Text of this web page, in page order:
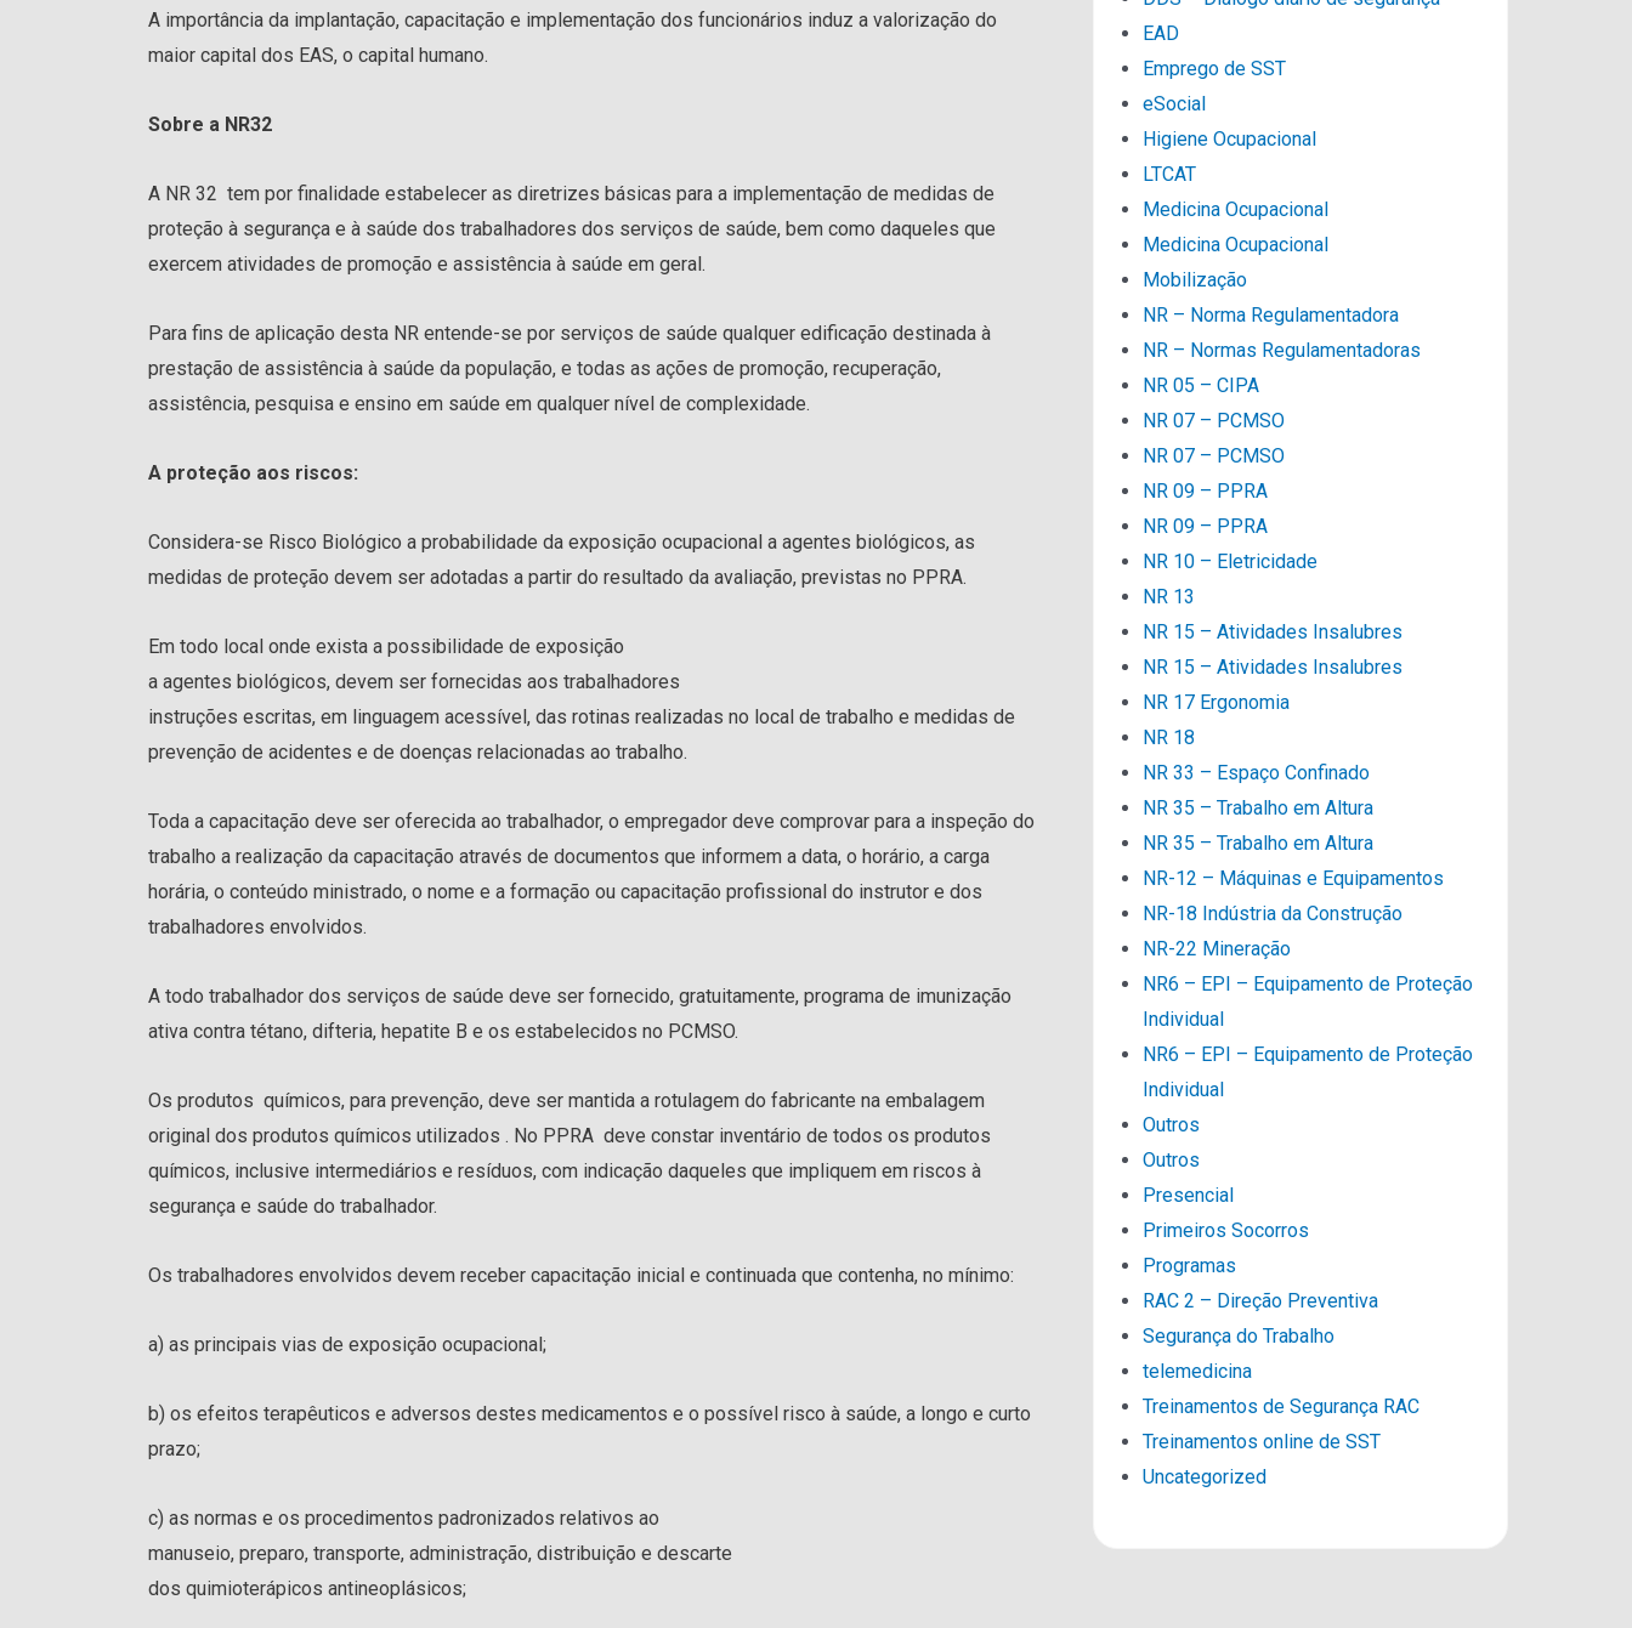
A importância da implantação, capacitação e implementação dos funcionários induz a valorização do
maior capital dos EAS, o capital humano.
Sobre a NR32
A NR 32 tem por finalidade estabelecer as diretrizes básicas para a implementação de medidas de
proteção à segurança e à saúde dos trabalhadores dos serviços de saúde, bem como daqueles que
exercem atividades de promoção e assistência à saúde em geral.
Para fins de aplicação desta NR entende-se por serviços de saúde qualquer edificação destinada à
prestação de assistência à saúde da população, e todas as ações de promoção, recuperação,
assistência, pesquisa e ensino em saúde em qualquer nível de complexidade.
A proteção aos riscos:
Considera-se Risco Biológico a probabilidade da exposição ocupacional a agentes biológicos, as
medidas de proteção devem ser adotadas a partir do resultado da avaliação, previstas no PPRA.
Em todo local onde exista a possibilidade de exposição
a agentes biológicos, devem ser fornecidas aos trabalhadores
instruções escritas, em linguagem acessível, das rotinas realizadas no local de trabalho e medidas de
prevenção de acidentes e de doenças relacionadas ao trabalho.
Toda a capacitação deve ser oferecida ao trabalhador, o empregador deve comprovar para a inspeção do
trabalho a realização da capacitação através de documentos que informem a data, o horário, a carga
horária, o conteúdo ministrado, o nome e a formação ou capacitação profissional do instrutor e dos
trabalhadores envolvidos.
A todo trabalhador dos serviços de saúde deve ser fornecido, gratuitamente, programa de imunização
ativa contra tétano, difteria, hepatite B e os estabelecidos no PCMSO.
Os produtos químicos, para prevenção, deve ser mantida a rotulagem do fabricante na embalagem
original dos produtos químicos utilizados . No PPRA deve constar inventário de todos os produtos
químicos, inclusive intermediários e resíduos, com indicação daqueles que impliquem em riscos à
segurança e saúde do trabalhador.
Os trabalhadores envolvidos devem receber capacitação inicial e continuada que contenha, no mínimo:
a) as principais vias de exposição ocupacional;
b) os efeitos terapêuticos e adversos destes medicamentos e o possível risco à saúde, a longo e curto
prazo;
c) as normas e os procedimentos padronizados relativos ao
manuseio, preparo, transporte, administração, distribuição e descarte
dos quimioterápicos antineoplásicos;
EAD
Emprego de SST
eSocial
Higiene Ocupacional
LTCAT
Medicina Ocupacional
Medicina Ocupacional
Mobilização
NR – Norma Regulamentadora
NR – Normas Regulamentadoras
NR 05 – CIPA
NR 07 – PCMSO
NR 07 – PCMSO
NR 09 – PPRA
NR 09 – PPRA
NR 10 – Eletricidade
NR 13
NR 15 – Atividades Insalubres
NR 15 – Atividades Insalubres
NR 17 Ergonomia
NR 18
NR 33 – Espaço Confinado
NR 35 – Trabalho em Altura
NR 35 – Trabalho em Altura
NR-12 – Máquinas e Equipamentos
NR-18 Indústria da Construção
NR-22 Mineração
NR6 – EPI – Equipamento de Proteção
Individual
NR6 – EPI – Equipamento de Proteção
Individual
Outros
Outros
Presencial
Primeiros Socorros
Programas
RAC 2 – Direção Preventiva
Segurança do Trabalho
telemedicina
Treinamentos de Segurança RAC
Treinamentos online de SST
Uncategorized